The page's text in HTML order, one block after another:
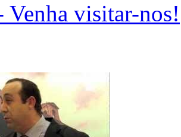
Venha visitar-nos!